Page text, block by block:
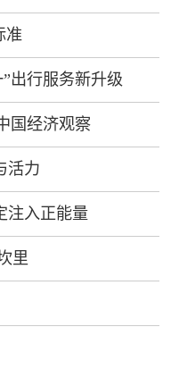
准
出行服务新升级
国经济观察
活力
注入正能量
里